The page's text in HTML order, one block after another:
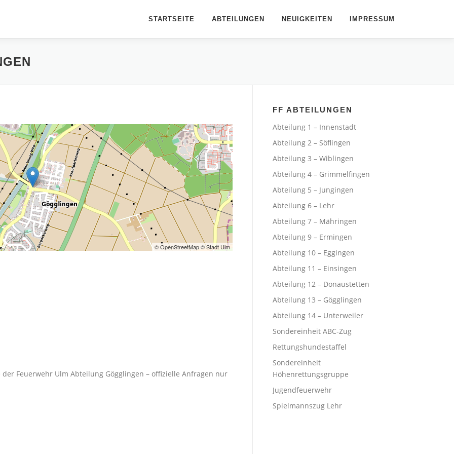
STARTSEITE ABTEILUNGEN NEUIGKEITEN IMPRESSUM
© OpenStreetMap © Stadt Ulm
Feuerwehr Ulm Abteilung Gögglingen – offizielle Anfragen nur
FF ABTEILUNGEN
Abteilung 1 – Innenstadt
Abteilung 2 – Söflingen
Abteilung 3 – Wiblingen
Abteilung 4 – Grimmelfingen
Abteilung 5 – Jungingen
Abteilung 6 – Lehr
Abteilung 7 – Mähringen
Abteilung 9 – Ermingen
Abteilung 10 – Eggingen
Abteilung 11 – Einsingen
Abteilung 12 – Donaustetten
Abteilung 13 – Gögglingen
Abteilung 14 – Unterweiler
Sondereinheit ABC-Zug
Rettungshundestaffel
Sondereinheit
Höhenrettungsgruppe
Jugendfeuerwehr
Spielmannszug Lehr